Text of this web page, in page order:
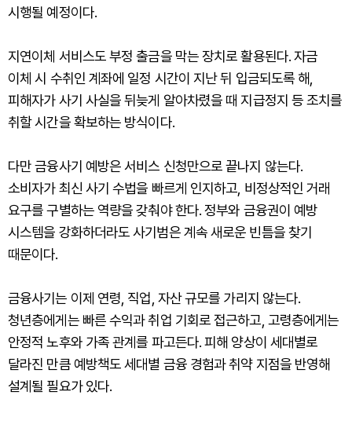
시행될 예정이다.
지연이체 서비스도 부정 출금을 막는 장치로 활용된다. 자금
이체 시 수취인 계좌에 일정 시간이 지난 뒤 입금되도록 해,
피해자가 사기 사실을 뒤늦게 알아차렸을 때 지급정지 등 조치를
취할 시간을 확보하는 방식이다.
다만 금융사기 예방은 서비스 신청만으로 끝나지 않는다.
소비자가 최신 사기 수법을 빠르게 인지하고, 비정상적인 거래
요구를 구별하는 역량을 갖춰야 한다. 정부와 금융권이 예방
시스템을 강화하더라도 사기범은 계속 새로운 빈틈을 찾기
때문이다.
금융사기는 이제 연령, 직업, 자산 규모를 가리지 않는다.
청년층에게는 빠른 수익과 취업 기회로 접근하고, 고령층에게는
안정적 노후와 가족 관계를 파고든다. 피해 양상이 세대별로
달라진 만큼 예방책도 세대별 금융 경험과 취약 지점을 반영해
설계될 필요가 있다.